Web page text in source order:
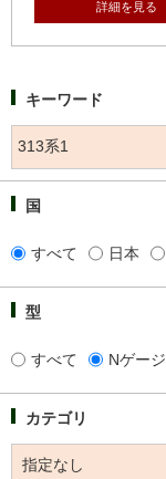
詳細を見る
キーワード
国
すべて 日本
型
すべて Nゲージ
カテゴリ